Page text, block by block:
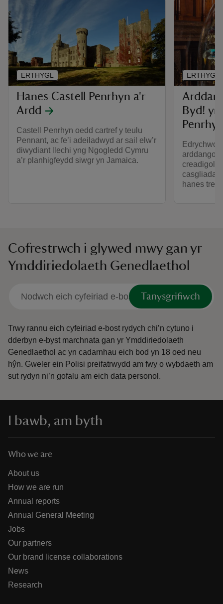
Hanes Castell Penrhyn a'r
Ardd
Castell Penrhyn oedd cartref y teulu
Pennant, ac fe’i adeiladwyd ar sail elw’r
diwydiant llechi yng Ngogledd Cymru
a’r planhigfeydd siwgr yn Jamaica.
ERTHYGL
Byd!
creadigol
casgliadau
hanes
ERTHYGL
Cofrestrwch i glywed mwy gan yr
Ymddiriedolaeth Genedlaethol
Tanysgrifiwch
Trwy rannu eich cyfeiriad e-bost rydych chi’n cytuno i
dderbyn e-byst marchnata gan yr Ymddiriedolaeth
Genedlaethol ac yn cadarnhau eich bod yn 18 oed neu
hŷn. Gweler ein Polisi preifatrwydd am fwy o wybdaeth am
sut rydyn ni’n gofalu am eich data personol.
I bawb, am byth
Who we are
About us
How we are run
Annual reports
Annual General Meeting
Jobs
Our partners
Our brand license collaborations
News
Research